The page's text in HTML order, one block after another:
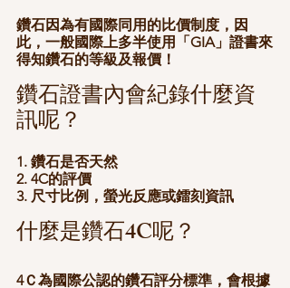
鑽石因為有國際同用的比價制度，因
此，一般國際上多半使用「GIA」證書來
得知鑽石的等級及報價！
鑽石證書內會紀錄什麼資
訊呢？
1. 鑽石是否天然
2. 4C的評價
3. 尺寸比例，螢光反應或鐳刻資訊
什麼是鑽石4C呢？
4Ｃ為國際公認的鑽石評分標準，會根據